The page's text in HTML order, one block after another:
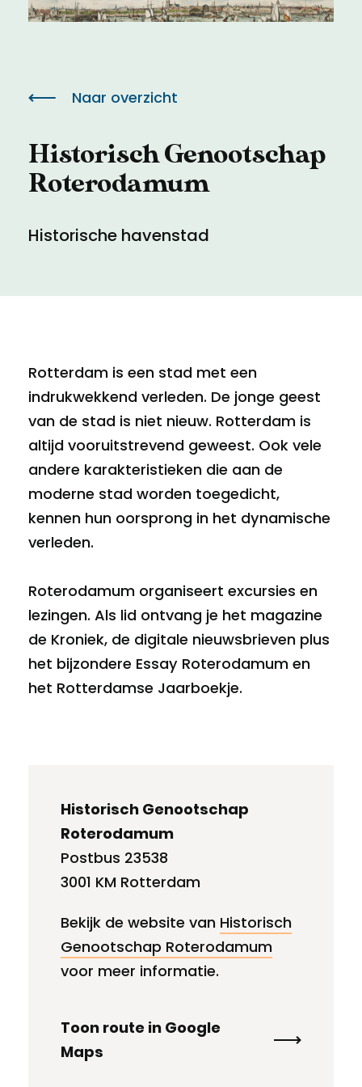
Historisch Genootschap
Roterodamum
Historische havenstad
Naar overzicht
Rotterdam is een stad met een
indrukwekkend verleden. De jonge geest
van de stad is niet nieuw. Rotterdam is
altijd vooruitstrevend geweest. Ook vele
andere karakteristieken die aan de
moderne stad worden toegedicht,
kennen hun oorsprong in het dynamische
verleden.
Roterodamum organiseert excursies en
lezingen. Als lid ontvang je het magazine
de Kroniek, de digitale nieuwsbrieven plus
het bijzondere Essay Roterodamum en
het Rotterdamse Jaarboekje.
Historisch Genootschap
Roterodamum
Postbus 23538
3001 KM Rotterdam
Bekijk de website van Historisch
Genootschap Roterodamum
voor meer informatie.
Toon route in Google
Maps